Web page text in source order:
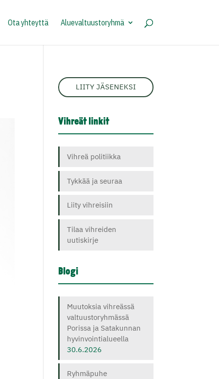
Ota yhteyttä Aluevaltuustoryhmä
LIITY JÄSENEKSI
Vihreät linkit
Vihreä politiikka
Tykkää ja seuraa
Liity vihreisiin
Tilaa vihreiden
uutiskirje
Blogi
Muutoksia vihreässä
valtuustoryhmässä
Porissa ja Satakunnan
hyvinvointialueella
30.6.2026
Ryhmäpuhe